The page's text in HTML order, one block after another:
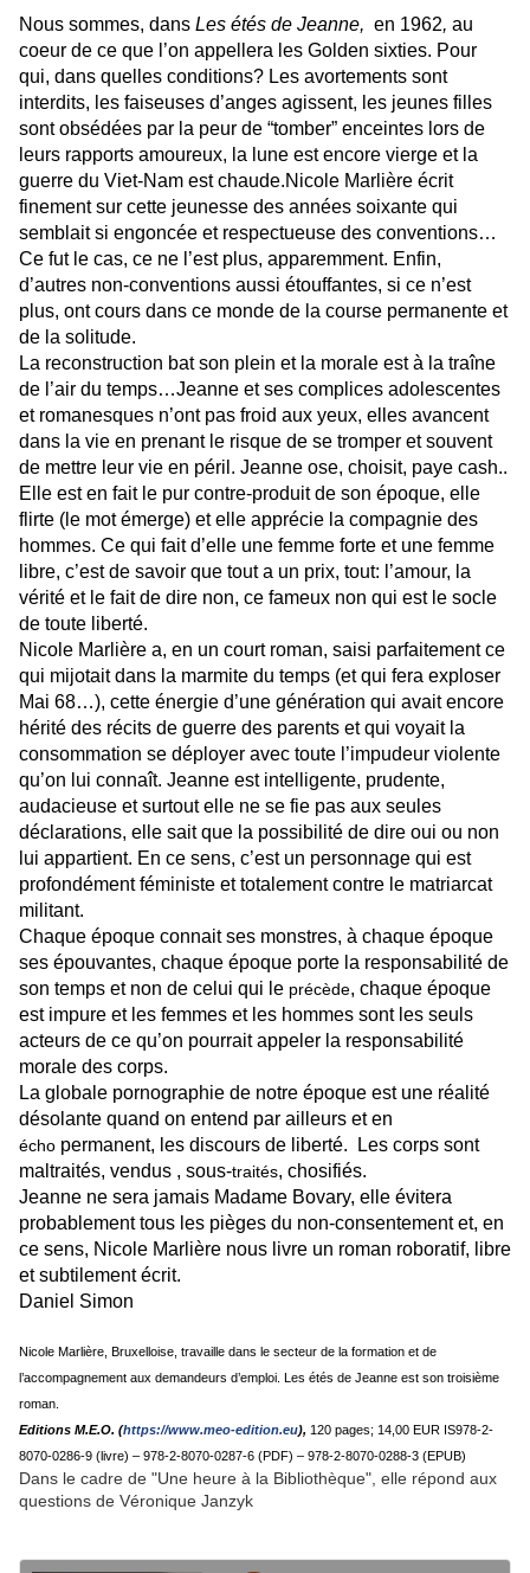
Nous sommes, dans Les étés de Jeanne, en 1962, au
coeur de ce que l’on appellera les Golden sixties. Pour
qui, dans quelles conditions? Les avortements sont
interdits, les faiseuses d’anges agissent, les jeunes filles
sont obsédées par la peur de “tomber” enceintes lors de
leurs rapports amoureux, la lune est encore vierge et la
guerre du Viet-Nam est chaude.Nicole Marlière écrit
finement sur cette jeunesse des années soixante qui
semblait si engoncée et respectueuse des conventions…
Ce fut le cas, ce ne l’est plus, apparemment. Enfin,
d’autres non-conventions aussi étouffantes, si ce n’est
plus, ont cours dans ce monde de la course permanente et
de la solitude.
La reconstruction bat son plein et la morale est à la traîne
de l’air du temps…Jeanne et ses complices adolescentes
et romanesques n’ont pas froid aux yeux, elles avancent
dans la vie en prenant le risque de se tromper et souvent
de mettre leur vie en péril. Jeanne ose, choisit, paye cash..
Elle est en fait le pur contre-produit de son époque, elle
flirte (le mot émerge) et elle apprécie la compagnie des
hommes. Ce qui fait d’elle une femme forte et une femme
libre, c’est de savoir que tout a un prix, tout: l’amour, la
vérité et le fait de dire non, ce fameux non qui est le socle
de toute liberté.
Nicole Marlière a, en un court roman, saisi parfaitement ce
qui mijotait dans la marmite du temps (et qui fera exploser
Mai 68…), cette énergie d’une génération qui avait encore
hérité des récits de guerre des parents et qui voyait la
consommation se déployer avec toute l’impudeur violente
qu’on lui connaît. Jeanne est intelligente, prudente,
audacieuse et surtout elle ne se fie pas aux seules
déclarations, elle sait que la possibilité de dire oui ou non
lui appartient. En ce sens, c’est un personnage qui est
profondément féministe et totalement contre le matriarcat
militant.
Chaque époque connait ses monstres, à chaque époque
ses épouvantes, chaque époque porte la responsabilité de
son temps et non de celui qui le précède, chaque époque
est impure et les femmes et les hommes sont les seuls
acteurs de ce qu’on pourrait appeler la responsabilité
morale des corps.
La globale pornographie de notre époque est une réalité
désolante quand on entend par ailleurs et en
écho permanent, les discours de liberté. Les corps sont
maltraités, vendus , sous-traités, chosifiés.
Jeanne ne sera jamais Madame Bovary, elle évitera
probablement tous les pièges du non-consentement et, en
ce sens, Nicole Marlière nous livre un roman roboratif, libre
et subtilement écrit.
Daniel Simon
Nicole Marlière, Bruxelloise, travaille dans le secteur de la formation et de
l’accompagnement aux demandeurs d’emploi. Les étés de Jeanne est son troisième
roman.
Editions M.E.O. (https://www.meo-edition.eu), 120 pages; 14,00 EUR IS978-2-
8070-0286-9 (livre) – 978-2-8070-0287-6 (PDF) – 978-2-8070-0288-3 (EPUB)
Dans le cadre de "Une heure à la Bibliothèque", elle répond aux
questions de Véronique Janzyk